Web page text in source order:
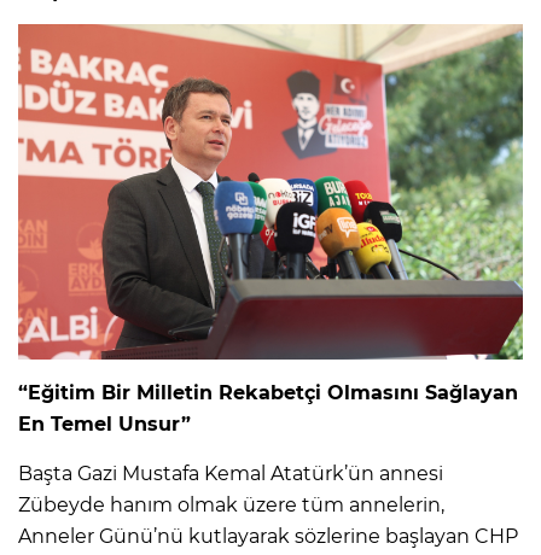
“Eğitim Bir Milletin Rekabetçi Olmasını Sağlayan
En Temel Unsur”
Başta Gazi Mustafa Kemal Atatürk’ün annesi
Zübeyde hanım olmak üzere tüm annelerin,
Anneler Günü’nü kutlayarak sözlerine başlayan CHP